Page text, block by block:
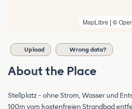
MapLibre | ©
Upload Wrong data?
About the Place
Stellplatz - ohne Strom, Wasser und
100m vom kostenfreien Strandbad